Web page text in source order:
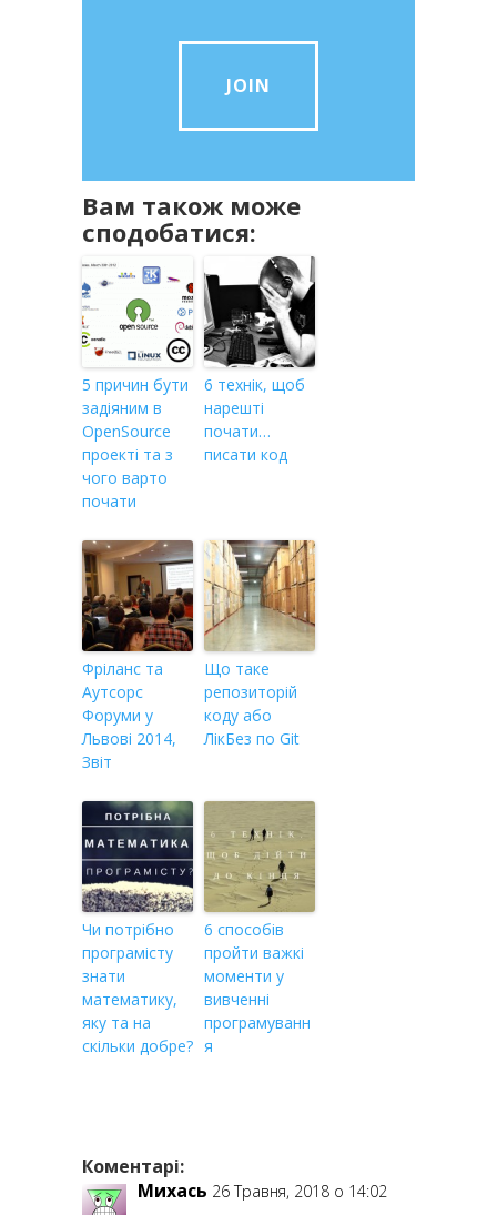
JOIN
Вам також може
сподобатися:
5 причин бути
задіяним в
OpenSource
проекті та з
чого варто
почати
6 технік, щоб
нарешті
почати…
писати код
Фріланс та
Аутсорс
Форуми у
Львові 2014,
Звіт
Що таке
репозиторій
коду або
ЛікБез по Git
Чи потрібно
програмісту
знати
математику,
яку та на
скільки добре?
6 способів
пройти важкі
моменти у
вивченні
програмуванн
я
Коментарі:
Михась 26 Травня, 2018 о 14:02